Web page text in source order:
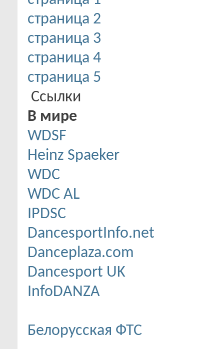
страница 2
страница 3
страница 4
страница 5
Ссылки
В мире
WDSF
Heinz Spaeker
WDC
WDC AL
IPDSC
DancesportInfo.net
Danceplaza.com
Dancesport UK
InfoDANZA
Белорусская ФТС